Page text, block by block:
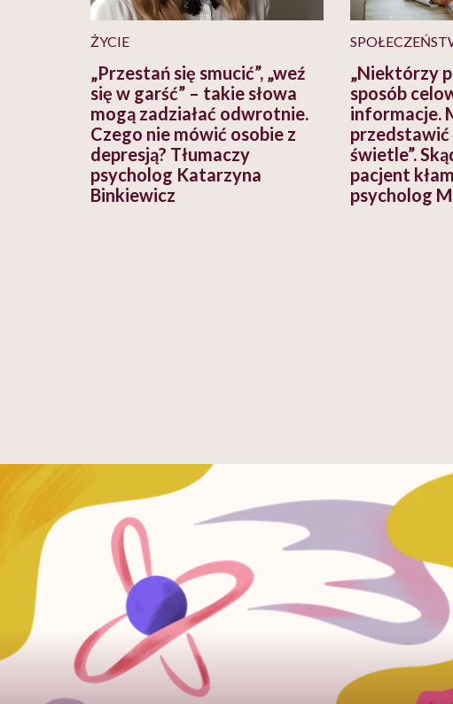
ŻYCIE
„Przestań się smucić”, „weź
się w garść” – takie słowa
mogą zadziałać odwrotnie.
Czego nie mówić osobie z
depresją? Tłumaczy
psycholog Katarzyna
Binkiewicz
„Niektórzy
sposób
informacje.
przedstawić
świetle”.
pacjent
psycholog